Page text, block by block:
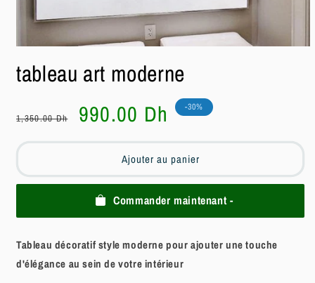
média
1
fenêtre
modale
tableau art moderne
habituel
1,350.00 Dh
Prix
soldé
990.00 Dh -30%
Ajouter au panier
Commander maintenant -
Tableau décoratif style moderne pour ajouter une touche
d'élégance au sein de votre intérieur